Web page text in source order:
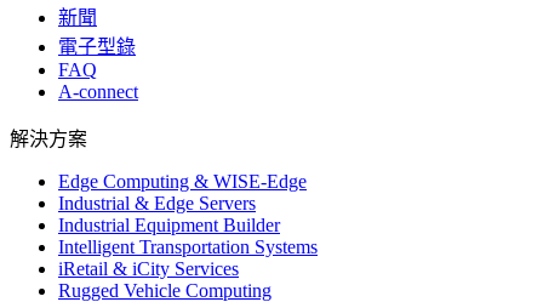
新聞
電子型錄
FAQ
A-connect
解決方案
Edge Computing & WISE-Edge
Industrial & Edge Servers
Industrial Equipment Builder
Intelligent Transportation Systems
iRetail & iCity Services
Rugged Vehicle Computing